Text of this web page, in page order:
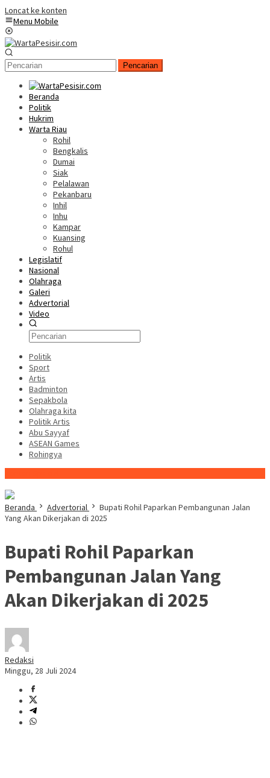
Loncat ke konten
Menu Mobile
Pencarian
Beranda
Politik
Hukrim
Warta Riau
Rohil
Bengkalis
Dumai
Siak
Pelalawan
Pekanbaru
Inhil
Inhu
Kampar
Kuansing
Rohul
Legislatif
Nasional
Olahraga
Galeri
Advertorial
Video
Politik
Sport
Artis
Badminton
Sepakbola
Olahraga kita
Politik Artis
Abu Sayyaf
ASEAN Games
Rohingya
Beranda Advertorial
Bupati Rohil Paparkan Pembangunan Jalan
Yang Akan Dikerjakan di 2025
Bupati Rohil Paparkan
Pembangunan Jalan Yang
Akan Dikerjakan di 2025
Redaksi
Minggu, 28 Juli 2024